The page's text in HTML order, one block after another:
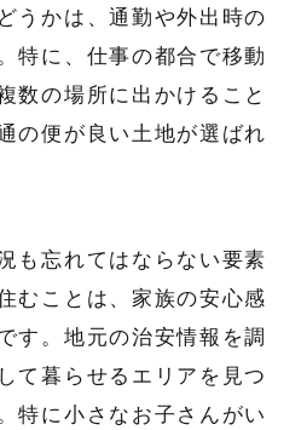
うかは、通勤や外出時の
特に、仕事の都合で移動
数の場所に出かけること
の便が良い土地が選ばれ
も忘れてはならない要素
むことは、家族の安心感
す。地元の治安情報を調
て暮らせるエリアを見つ
特に小さなお子さんがい